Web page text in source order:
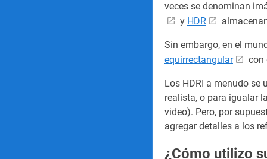
veces se denominan
y HDR
Sin embargo, en el
equirrectangular
con
Los HDRI a menudo se
realista, o para igualar
video). Pero, por
agregar detalles a los
¿Cómo utilizo